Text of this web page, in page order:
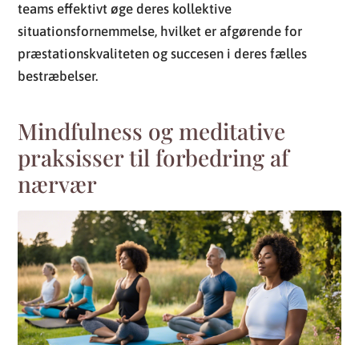
teams effektivt øge deres kollektive
situationsfornemmelse, hvilket er afgørende for
præstationskvaliteten og succesen i deres fælles
bestræbelser.
Mindfulness og meditative
praksisser til forbedring af
nærvær